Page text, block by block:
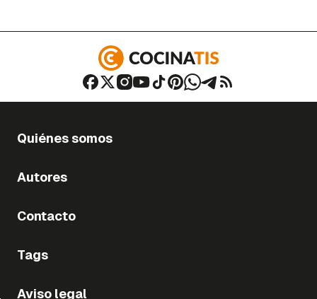
Quiénes somos
Autores
Contacto
Tags
Aviso legal